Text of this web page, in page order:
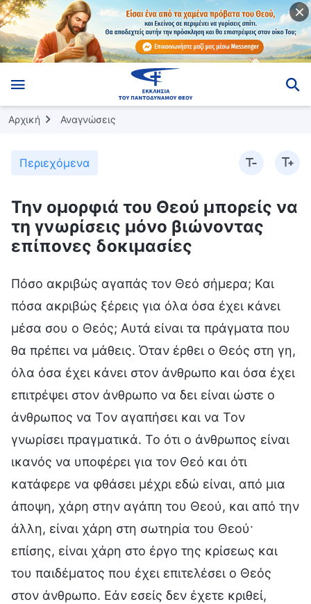
Αρχική Αναγνώσεις
Περιεχόμενα
Την ομορφιά του Θεού μπορείς να
τη γνωρίσεις μόνο βιώνοντας
επίπονες δοκιμασίες
Πόσο ακριβώς αγαπάς τον Θεό σήμερα; Και
πόσα ακριβώς ξέρεις για όλα όσα έχει κάνει
μέσα σου ο Θεός; Αυτά είναι τα πράγματα που
θα πρέπει να μάθεις. Όταν έρθει ο Θεός στη γη,
όλα όσα έχει κάνει στον άνθρωπο και όσα έχει
επιτρέψει στον άνθρωπο να δει είναι ώστε ο
άνθρωπος να Τον αγαπήσει και να Τον
γνωρίσει πραγματικά. Το ότι ο άνθρωπος είναι
ικανός να υποφέρει για τον Θεό και ότι
κατάφερε να φθάσει μέχρι εδώ είναι, από μια
άποψη, χάρη στην αγάπη του Θεού, και από την
άλλη, είναι χάρη στη σωτηρία του Θεού·
επίσης, είναι χάρη στο έργο της κρίσεως και
του παιδέματος που έχει επιτελέσει ο Θεός
στον άνθρωπο. Εάν εσείς δεν έχετε κριθεί,